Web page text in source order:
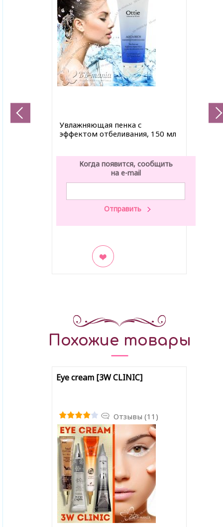
Увлажняющая пенка с
эффектом отбеливания, 150 мл
Когда появится, сообщить
на e-mail
Похожие товары
Eye cream [3W CLINIC]
Отзывы (11)